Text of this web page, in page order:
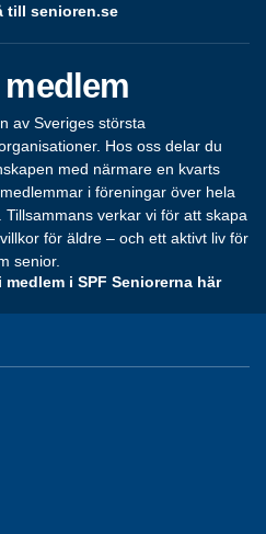
till senioren.se
av Sveriges största
Hos oss delar du
med närmare en kvarts
i föreningar över hela
Tillsammans verkar vi för att skapa
för äldre – och ett aktivt liv för
senior.
medlem i SPF Seniorerna här